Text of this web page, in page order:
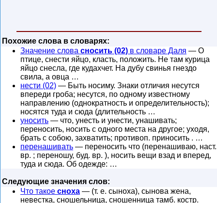
Похожие слова в словарях:
Значение слова сносить (02) в словаре Даля — О
птице, снести яйцо, класть, положить. Не там курица
яйцо снесла, где кудахчет. На дубу свинья гнездо
свила, а овца …
нести (02) — Быть носиму. Знаки отличия несутся
впереди гроба; несутся, по одному известному
направлению (однократность и определительность);
носятся туда и сюда (длительность …
уносить — что, унесть и унести, унашивать;
переносить, носить с одного места на другое; уходя,
брать с собою, захватить; противоп. приносить . …
перенашивать — переносить что (перенашиваю, наст.
вр. ; переношу, буд. вр. ), носить вещи взад и вперед,
туда и сюда. Об одежде: …
Следующие значения слов:
Что такое сноха — (т. е. сыноха), сынова жена,
невестка, сношельница, сношенница тамб. костр.